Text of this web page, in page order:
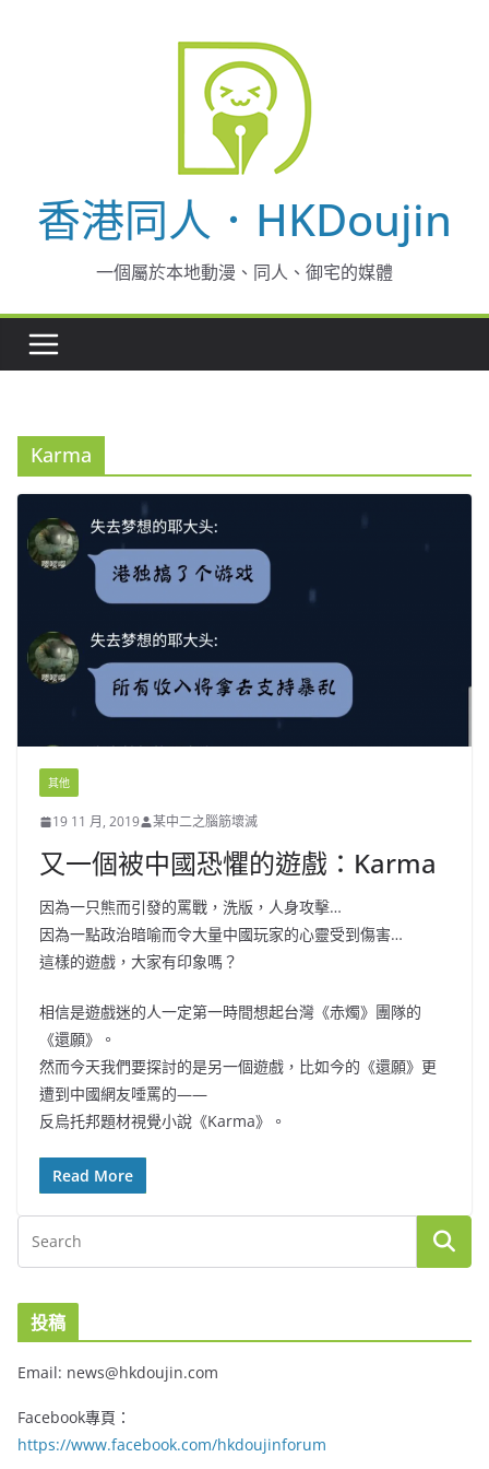
香港同人．HKDoujin
一個屬於本地動漫、同人、御宅的媒體
Karma
其他
19 11 月, 2019 某中二之腦筋壞滅
又一個被中國恐懼的遊戲：Karma
因為一只熊而引發的罵戰，洗版，人身攻擊…
因為一點政治暗喻而令大量中國玩家的心靈受到傷害…
這樣的遊戲，大家有印象嗎？
相信是遊戲迷的人一定第一時間想起台灣《赤燭》團隊的
《還願》。
然而今天我們要探討的是另一個遊戲，比如今的《還願》更
遭到中國網友唾罵的——
反烏托邦題材視覺小說《Karma》。
Read More
投稿
Email: news@hkdoujin.com
Facebook專頁：
https://www.facebook.com/hkdoujinforum